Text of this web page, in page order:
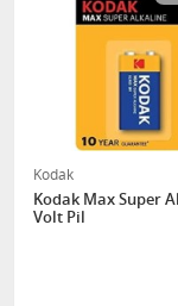
Kodak
Kodak Max Super
Volt Pil